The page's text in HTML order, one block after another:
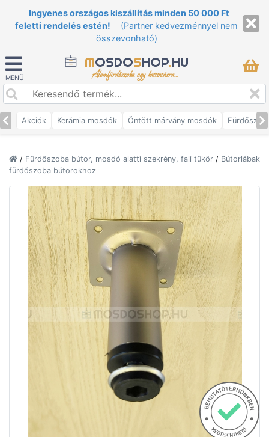
Ingyenes országos kiszállítás minden 50 000 Ft
feletti rendelés estén!
(Partner kedvezménnyel nem
összevonható)
MENÜ
MOSDOSHOP.HU
Álomfürdőszoba egy kattintásra...
Akciók Kerámia mosdók Öntött márvány mosdók
/ Fürdőszoba bútor, mosdó alatti szekrény, fali tükör / Bútorlábak
fürdőszoba bútorokhoz